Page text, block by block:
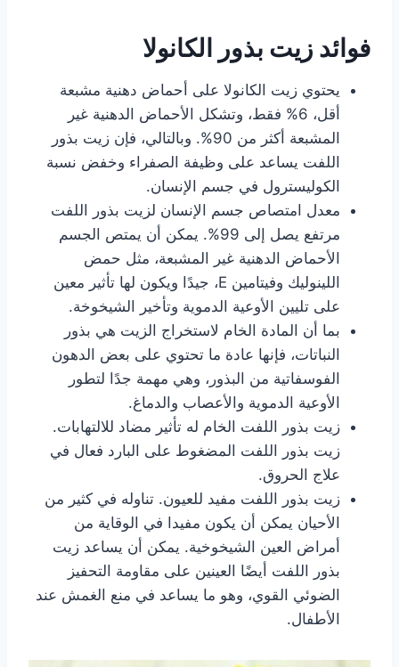
فوائد زيت بذور الكانولا
يحتوي زيت الكانولا على أحماض دهنية مشبعة
أقل، 6% فقط، وتشكل الأحماض الدهنية غير
المشبعة أكثر من 90%. وبالتالي، فإن زيت بذور
اللفت يساعد على وظيفة الصفراء وخفض نسبة
الكوليسترول في جسم الإنسان.
معدل امتصاص جسم الإنسان لزيت بذور اللفت
مرتفع يصل إلى 99%. يمكن أن يمتص الجسم
الأحماض الدهنية غير المشبعة، مثل حمض
اللينوليك وفيتامين E، جيدًا ويكون لها تأثير معين
على تليين الأوعية الدموية وتأخير الشيخوخة.
بما أن المادة الخام لاستخراج الزيت هي بذور
النباتات، فإنها عادة ما تحتوي على بعض الدهون
الفوسفاتية من البذور، وهي مهمة جدًا لتطور
الأوعية الدموية والأعصاب والدماغ.
زيت بذور اللفت الخام له تأثير مضاد للالتهابات.
زيت بذور اللفت المضغوط على البارد فعال في
علاج الحروق.
زيت بذور اللفت مفيد للعيون. تناوله في كثير من
الأحيان يمكن أن يكون مفيدا في الوقاية من
أمراض العين الشيخوخية. يمكن أن يساعد زيت
بذور اللفت أيضًا العينين على مقاومة التحفيز
الضوئي القوي، وهو ما يساعد في منع الغمش عند
الأطفال.